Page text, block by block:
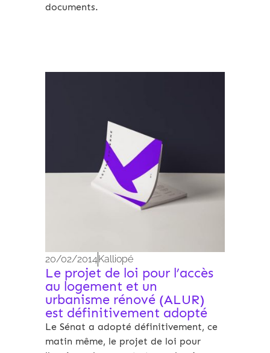
documents.
20/02/2014Kalliopé
Le projet de loi pour l’accès
au logement et un
urbanisme rénové (ALUR)
est définitivement adopté
Le Sénat a adopté définitivement, ce
matin même, le projet de loi pour